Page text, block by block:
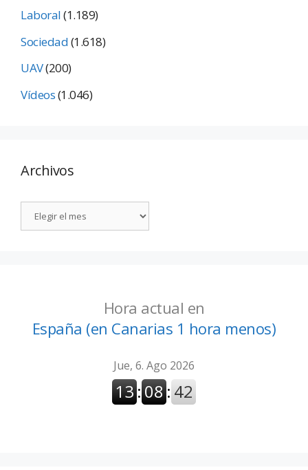
Laboral(1.189)
Sociedad(1.618)
UAV(200)
Vídeos(1.046)
Archivos
Hora actual en
España (en Canarias 1 hora menos)